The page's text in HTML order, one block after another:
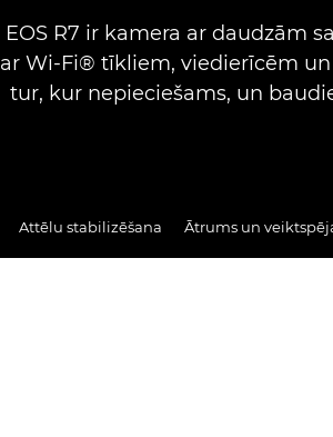
EOS R7 ir kamera ar daudzām
ar Wi-Fi® tīkliem, viedierīcēm
tur, kur nepieciešams, un
Attēlu stabilizēšana Ātrums un